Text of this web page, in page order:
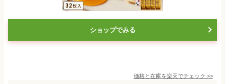
ショップでみる
価格と在庫を楽天でチェック >>